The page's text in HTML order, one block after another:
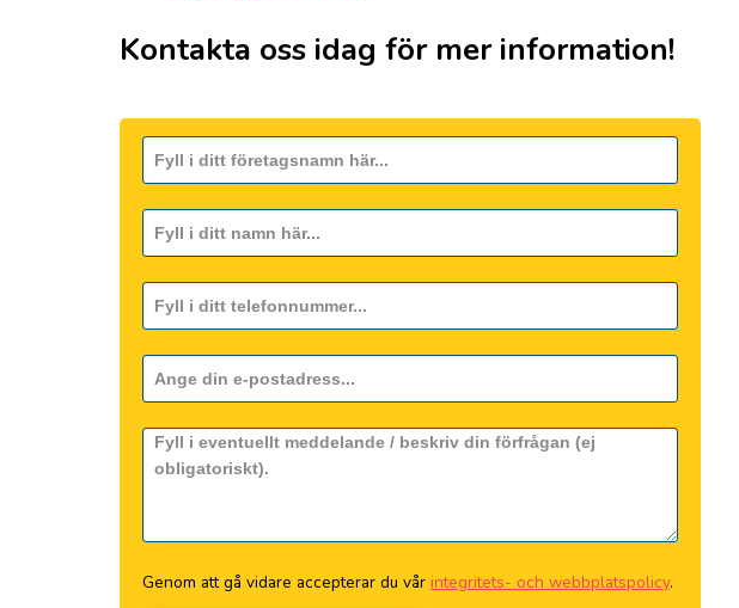
Kontakta oss idag för mer information!
Genom att gå vidare accepterar du vår integritets- och webbplatspolicy.